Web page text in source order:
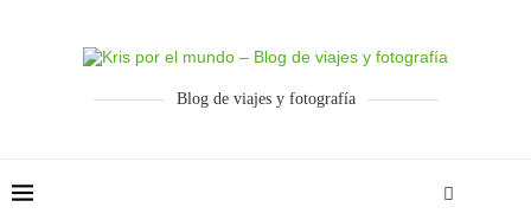
Blog de viajes y fotografía